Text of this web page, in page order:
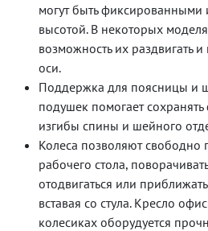
могут быть фиксированными
высотой. В некоторых
возможность их раздвигать
оси.
Поддержка для поясницы и
подушек помогает
изгибы спины и шейного
Колеса позволяют свободно
рабочего стола,
отодвигаться или
вставая со стула. Кресло
колесиках оборудуется